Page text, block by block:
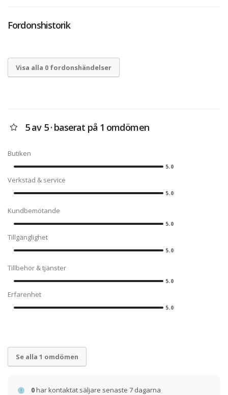
Fordonshistorik
Visa alla 0 fordonshändelser
5 av 5 · baserat på 1 omdömen
Butiken
5.0
Verkstad & service
5.0
Kundbemötande
5.0
Tillgänglighet
5.0
Tillbehör & tjänster
5.0
Erfarenhet
5.0
Se alla 1 omdömen
0har kontaktat säljare senaste 7 dagarna